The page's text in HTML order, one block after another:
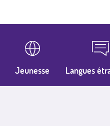
Jeunesse Langues